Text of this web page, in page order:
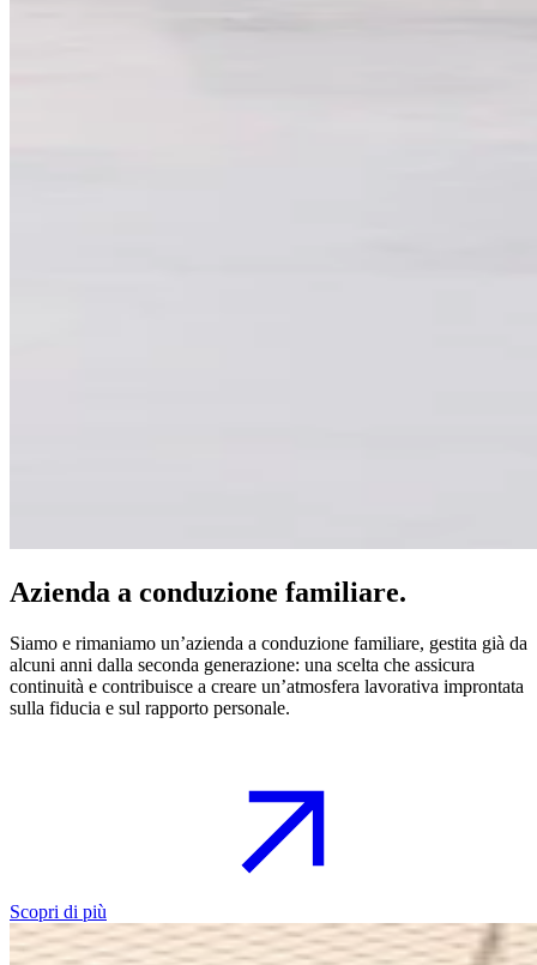
Azienda a conduzione familiare.
Siamo e rimaniamo un’azienda a conduzione familiare, gestita già da
alcuni anni dalla seconda generazione: una scelta che assicura
continuità e contribuisce a creare un’atmosfera lavorativa improntata
sulla fiducia e sul rapporto personale.
Scopri di più